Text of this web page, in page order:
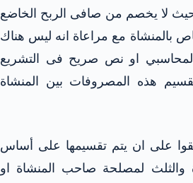
لا يخصم من صافى الربح الخاضع
بالمنشاة مع مراعاة انه ليس هناك
المحاسبي او نص صريح فى التشريع
هذه المصروفات بين المنشاة
على ان يتم تقسيمها على أساس
والثلث لمصلحة صاحب المنشاة او